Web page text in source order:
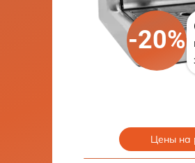
-20%
Цены на